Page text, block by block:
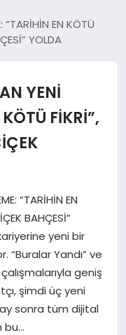
“TARİHİN EN KÖTÜ
YOLDA
YENİ
FİKRİ”,
“TARİHİN EN
BAHÇESİ”
yeni bir
“Buralar Yandı” ve
geniş
şimdi üç yeni
ay sonra tüm dijital
bu…